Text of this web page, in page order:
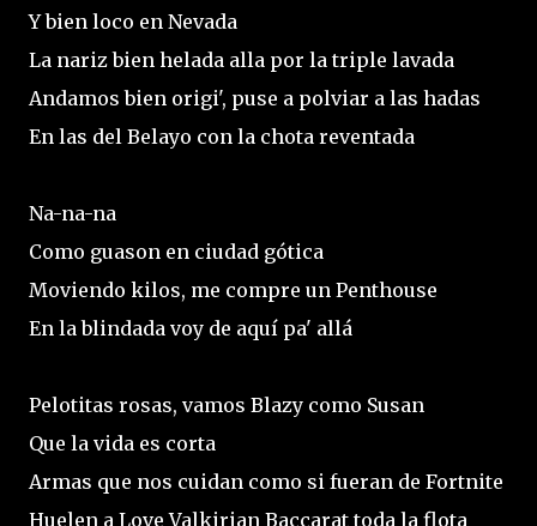
Y bien loco en Nevada
La nariz bien helada alla por la triple lavada
Andamos bien origi', puse a polviar a las hadas
En las del Belayo con la chota reventada
Na-na-na
Como guason en ciudad gótica
Moviendo kilos, me compre un Penthouse
En la blindada voy de aquí pa' allá
Pelotitas rosas, vamos Blazy como Susan
Que la vida es corta
Armas que nos cuidan como si fueran de Fortnite
Huelen a Love Valkirian Baccarat toda la flota